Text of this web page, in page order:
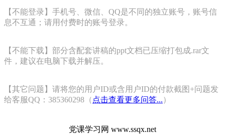
【不能登录】手机号、微信、QQ是不同的独立账号，账号信
息不互通；请用付费时的账号登录。
【不能下载】部分含配套讲稿的ppt文档已压缩打包成.rar文
件，建议在电脑下载并解压。
【其它问题】请将您的用户ID或含用户ID的付款截图+问题发
给客服QQ：385360298（ 点击查看更多问答...）
党课学习网 www.ssqx.net